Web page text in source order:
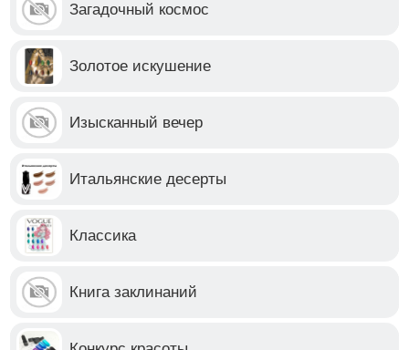
Загадочный космос
Золотое искушение
Изысканный вечер
Итальянские десерты
Классика
Книга заклинаний